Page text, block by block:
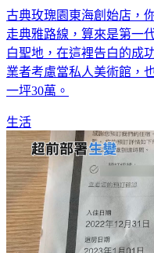
古典玫瑰園東海創始店，
走典雅路線，算來是第一
白聖地，在這裡告白的成
業者考慮當私人美術館，
一坪30萬。
生活